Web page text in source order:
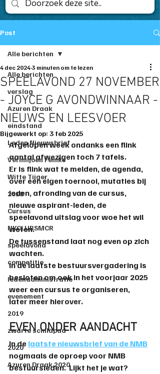
Post
Alle berichten
verslag
Azuren Draak
eindstand
Leden Nieuwsbrief
Vermiljoen Feniks
Witte Tijger
2018
Cursus
NKCLUBSMCR
speelavond
competitie
ledenadministratie
evenement
2019
zwarte schildpad
2020
Azuren Draak 2020
Alle berichten
SPEELAVOND 27 NOVEMBER
- JOYCE G AVONDWINNAAR -
NIEUWS EN LEESVOER
4 dec 2024 3 minuten om te lezen
Bijgewerkt op: 3 feb 2025
Afgelopen week ondanks een flink
aantal afwezigen toch 7 tafels.
Er is flink wat te melden, de agenda,
over een eigen toernooi, mutaties bij
leden, afronding van de cursus,
nieuwe aspirant-leden, de
speelavond uitslag voor woe het wil
weten.
De tussenstand laat nog even op zich
wachten.
In de laatste bestuursvergadering is
besloten om ook in het voorjaar 2025
weer een cursus te organiseren,
later meer hierover.
EVEN ONDER AANDACHT
In de laatste nieuwsbrief van de NMB
nogmaals de oproep voor NMB
bestuursleden.  Lijkt het je wat?